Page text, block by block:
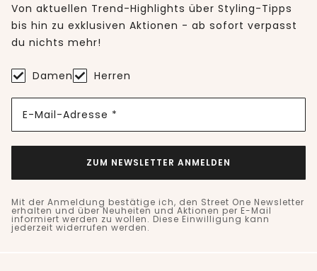
Von aktuellen Trend-Highlights über Styling-Tipps
bis hin zu exklusiven Aktionen - ab sofort verpasst
du nichts mehr!
Damen Herren
E-Mail-Adresse *
ZUM NEWSLETTER ANMELDEN
Mit der Anmeldung bestätige ich, den Street One Newsletter
erhalten und über Neuheiten und Aktionen per E-Mail
informiert werden zu wollen. Diese Einwilligung kann
jederzeit widerrufen werden.